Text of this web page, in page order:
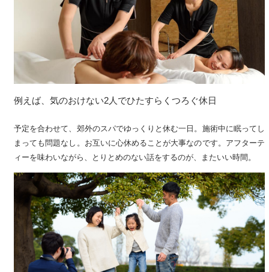
例えば、気のおけない2人でひたすらくつろぐ休日
予定を合わせて、郊外のスパでゆっくりと休む一日。施術中に眠ってし
まっても問題なし。お互いに心休めることが大事なのです。アフターテ
ィーを味わいながら、とりとめのない話をするのが、またいい時間。